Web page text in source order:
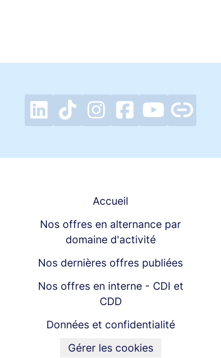
Accueil
Nos offres en alternance par
domaine d'activité
Nos dernières offres publiées
Nos offres en interne - CDI et
CDD
Données et confidentialité
Gérer les cookies